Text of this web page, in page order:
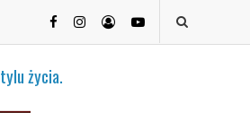
życia.